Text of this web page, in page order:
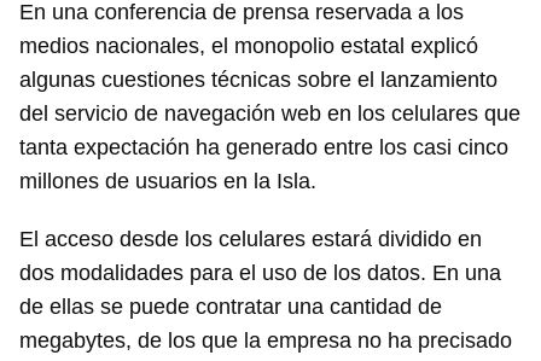
En una conferencia de prensa reservada a los
medios nacionales, el monopolio estatal explicó
algunas cuestiones técnicas sobre el lanzamiento
del servicio de navegación web en los celulares que
tanta expectación ha generado entre los casi cinco
millones de usuarios en la Isla.
El acceso desde los celulares estará dividido en
dos modalidades para el uso de los datos. En una
de ellas se puede contratar una cantidad de
megabytes, de los que la empresa no ha precisado